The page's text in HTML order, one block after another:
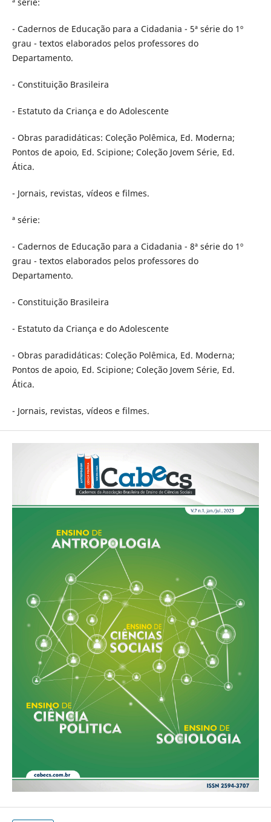
- Cadernos de Educação para a Cidadania - 5ª série do 1º
grau - textos elaborados pelos professores do
Departamento.
- Constituição Brasileira
- Estatuto da Criança e do Adolescente
- Obras paradidáticas: Coleção Polêmica, Ed. Moderna;
Pontos de apoio, Ed. Scipione; Coleção Jovem Série, Ed.
Ática.
- Jornais, revistas, vídeos e filmes.
ª série:
- Cadernos de Educação para a Cidadania - 8ª série do 1º
grau - textos elaborados pelos professores do
Departamento.
- Constituição Brasileira
- Estatuto da Criança e do Adolescente
- Obras paradidáticas: Coleção Polêmica, Ed. Moderna;
Pontos de apoio, Ed. Scipione; Coleção Jovem Série, Ed.
Ática.
- Jornais, revistas, vídeos e filmes.